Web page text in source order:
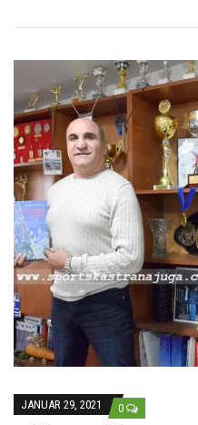
JANUAR 29, 2021 0